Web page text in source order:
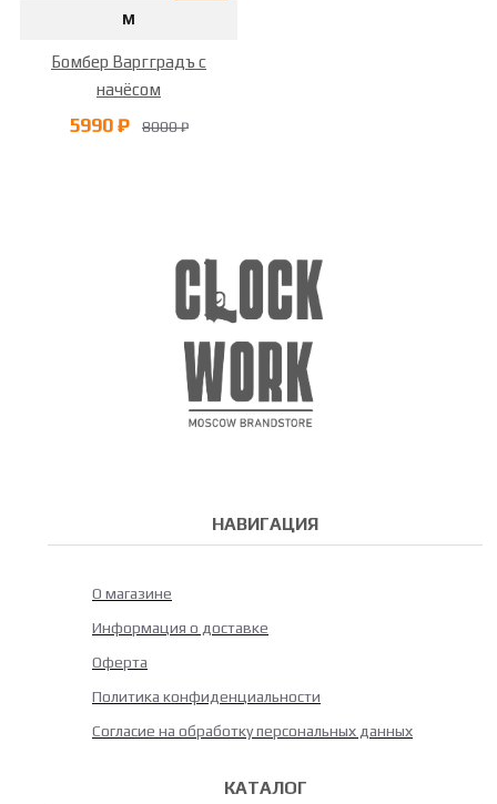
M
Бомбер Варгградъ с
начёсом
5990 ₽ 8000 ₽
НАВИГАЦИЯ
О магазине
Информация о доставке
Оферта
Политика конфиденциальности
Согласие на обработку персональных данных
КАТАЛОГ